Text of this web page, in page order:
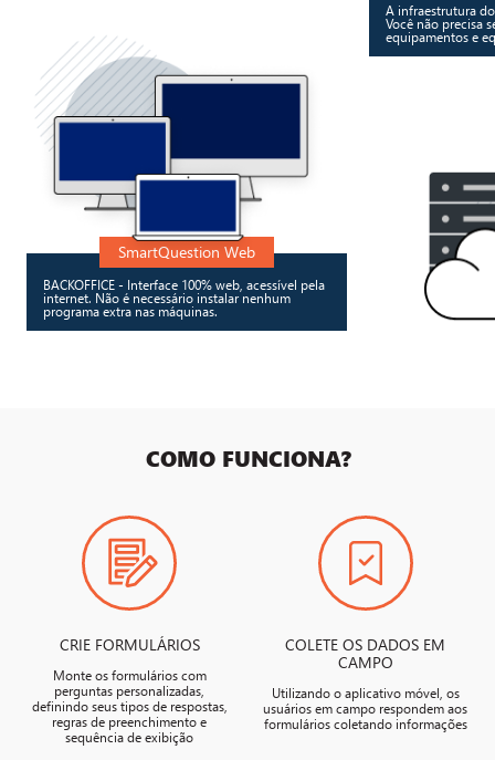
SmartQuestion Web
BACKOFFICE - Interface 100% web, acessível pela
internet. Não é necessário instalar nenhum
programa extra nas máquinas.
A infraestrutura
Você não precisa
equipamentos e
COMO FUNCIONA?
CRIE FORMULÁRIOS
Monte os formulários com
perguntas personalizadas,
definindo seus tipos de respostas,
regras de preenchimento e
sequência de exibição
COLETE OS DADOS EM
CAMPO
Utilizando o aplicativo móvel, os
usuários em campo respondem aos
formulários coletando informações